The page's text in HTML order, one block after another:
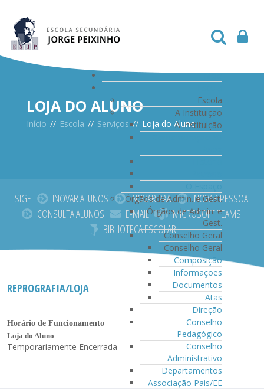
Início
Escola
A Instituição
A Instituição
Órgãos de Admin. e Gest.
Órgãos de Admin. e
Gest.
Conselho Geral
Conselho Geral
Composição
Informações
Documentos
Atas
Direção
Conselho
Pedagógico
Conselho
Administrativo
Departamentos
Associação Pais/EE
LOJA DO ALUNO
Início // Escola // Serviços // Loja do Aluno
SIGE INOVAR ALUNOS INOVAR PAA
INOVAR PESSOAL
CONSULTA ALUNOS
E-MAIL
MICROSOFT TEAMS
BIBLIOTECA ESCOLAR
REPROGRAFIA/LOJA
Horário de Funcionamento
Loja do Aluno
Temporariamente Encerrada